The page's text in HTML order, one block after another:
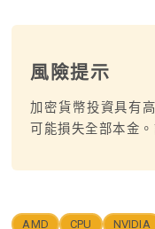
風險提示
加密貨幣投資具有
可能損失全部本金
AMD CPU NVIDIA